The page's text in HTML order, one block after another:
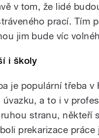
v tom, že lidé
prací. Tím
jim bude víc
i školy
je populární třeba
a to i v
stranu, někteří
prekarizace